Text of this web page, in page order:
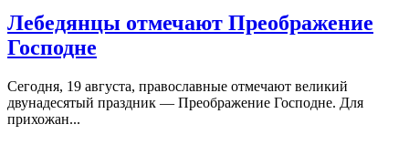
Лебедянцы отмечают Преображение
Господне
Сегодня, 19 августа, православные отмечают великий
двунадесятый праздник — Преображение Господне. Для
прихожан...